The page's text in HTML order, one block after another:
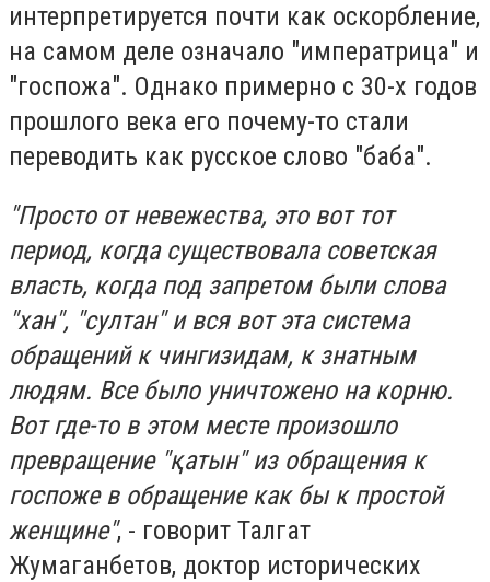
интерпретируется почти как оскорбление,
на самом деле означало "императрица" и
"госпожа". Однако примерно с 30-х годов
прошлого века его почему-то стали
переводить как русское слово "баба".
"Просто от невежества, это вот тот
период, когда существовала советская
власть, когда под запретом были слова
"хан", "султан" и вся вот эта система
обращений к чингизидам, к знатным
людям. Все было уничтожено на корню.
Вот где-то в этом месте произошло
превращение "қатын" из обращения к
госпоже в обращение как бы к простой
женщине", - говорит Талгат
Жумаганбетов, доктор исторических